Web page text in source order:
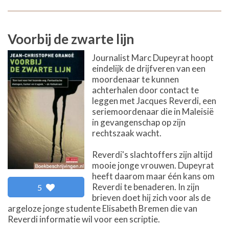
Voorbij de zwarte lijn
5
Journalist Marc Dupeyrat hoopt
eindelijk de drijfveren van een
moordenaar te kunnen
achterhalen door contact te
leggen met Jacques Reverdi, een
seriemoordenaar die in Maleisië
in gevangenschap op zijn
rechtszaak wacht.
Reverdi's slachtoffers zijn altijd
mooie jonge vrouwen. Dupeyrat
heeft daarom maar één kans om
Reverdi te benaderen. In zijn
brieven doet hij zich voor als de
argeloze jonge studente Elisabeth Bremen die van
Reverdi informatie wil voor een scriptie.